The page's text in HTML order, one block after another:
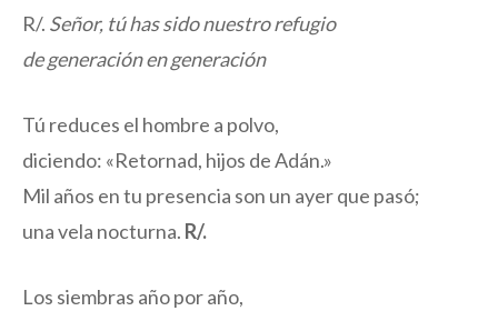
R/. Señor, tú has sido nuestro refugio
de generación en generación
Tú reduces el hombre a polvo,
diciendo: «Retornad, hijos de Adán.»
Mil años en tu presencia son un ayer que pasó;
una vela nocturna. R/.
Los siembras año por año,